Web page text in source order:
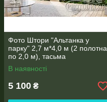
Фото Штори "Альтанка у
парку" 2,7 м*4,0 м (2 полотна
по 2,0 м), тасьма
В наявності
5 100 ₴